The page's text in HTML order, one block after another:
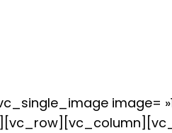
image=